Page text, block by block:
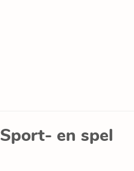
Sport- en spel